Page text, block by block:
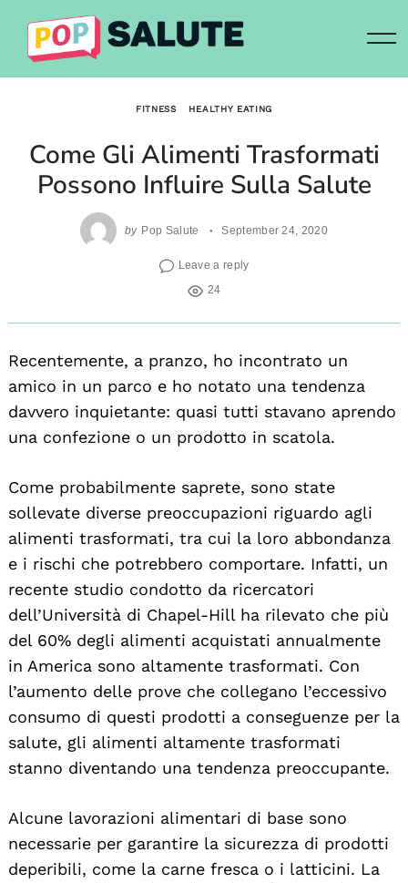
content
FITNESS HEALTHY EATING
Come Gli Alimenti Trasformati
Possono Influire Sulla Salute
by Pop Salute September 24, 2020
Leave a reply
24
Recentemente, a pranzo, ho incontrato un
amico in un parco e ho notato una tendenza
davvero inquietante: quasi tutti stavano aprendo
una confezione o un prodotto in scatola.
Come probabilmente saprete, sono state
sollevate diverse preoccupazioni riguardo agli
alimenti trasformati, tra cui la loro abbondanza
e i rischi che potrebbero comportare. Infatti, un
recente studio condotto da ricercatori
dell’Università di Chapel-Hill ha rilevato che più
del 60% degli alimenti acquistati annualmente
in America sono altamente trasformati. Con
l’aumento delle prove che collegano l’eccessivo
consumo di questi prodotti a conseguenze per la
salute, gli alimenti altamente trasformati
stanno diventando una tendenza preoccupante.
Alcune lavorazioni alimentari di base sono
necessarie per garantire la sicurezza di prodotti
deperibili, come la carne fresca o i latticini. La